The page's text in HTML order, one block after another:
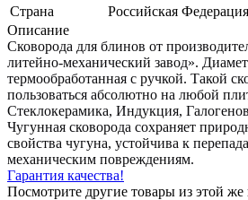
Страна
Российская Федерация
Описание
Сковорода для блинов от
литейно-механический завод».
термообработанная с ручкой. Такой
пользоваться абсолютно на любой
Стеклокерамика, Индукция,
Чугунная сковорода сохраняет
свойства чугуна, устойчива к
механическим повреждениям.
Гарантия качества!
Посмотрите другие товары из этой же